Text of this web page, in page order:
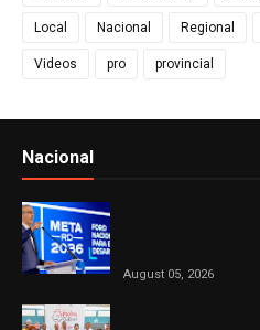
Local Nacional Regional
Videos pro provincial
Nacional
August 05, 2026